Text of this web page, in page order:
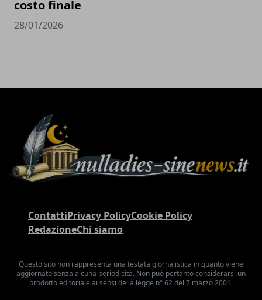
costo finale
28/01/2026
ContattiPrivacy PolicyCookie Policy
RedazioneChi siamo
Questo sito non rappresenta una testata giornalistica in quanto viene
aggiornato senza alcuna periodicità. Non può pertanto considerarsi un
prodotto editoriale ai sensi della legge n° 62 del 7 marzo 2001.